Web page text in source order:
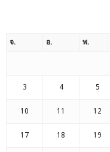
จ. อ. พ.
3 4 5
10 11 12
17 18 19